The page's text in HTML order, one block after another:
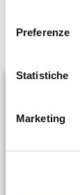
modificare
della
Preferenze
Statistiche
Marketing